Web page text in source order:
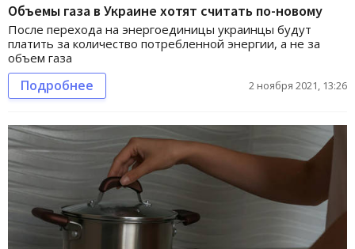
Объемы газа в Украине хотят считать по-новому
После перехода на энергоединицы украинцы будут
платить за количество потребленной энергии, а не за
объем газа
Подробнее 2 ноября 2021, 13:26